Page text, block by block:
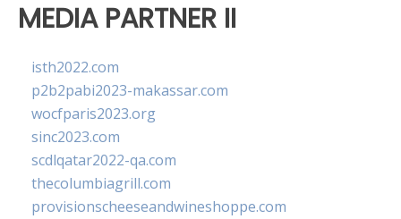
MEDIA PARTNER II
isth2022.com
p2b2pabi2023-makassar.com
wocfparis2023.org
sinc2023.com
scdlqatar2022-qa.com
thecolumbiagrill.com
provisionscheeseandwineshoppe.com